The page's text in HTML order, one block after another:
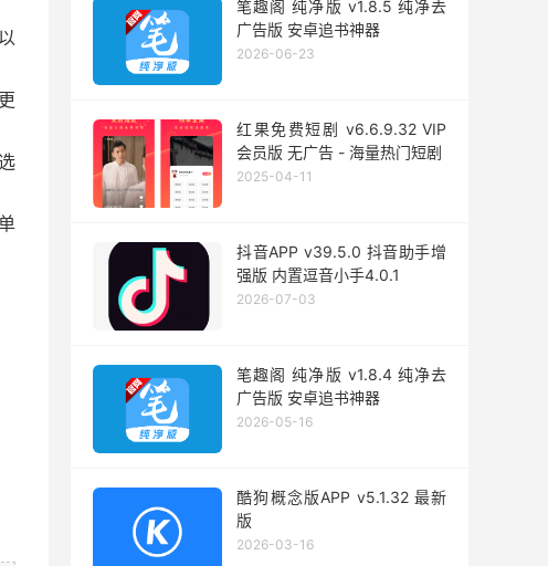
笔趣阁 纯净版 v1.8.5 纯净去
广告版 安卓追书神器
2026-06-23
红果免费短剧 v6.6.9.32 VIP
会员版 无广告 - 海量热门短剧
2025-04-11
抖音APP v39.5.0 抖音助手增
强版 内置逗音小手4.0.1
2026-07-03
笔趣阁 纯净版 v1.8.4 纯净去
广告版 安卓追书神器
2026-05-16
酷狗概念版APP v5.1.32 最新
版
2026-03-16